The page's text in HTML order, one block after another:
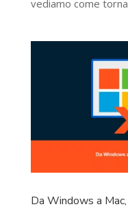
vediamo come
Da Windows a